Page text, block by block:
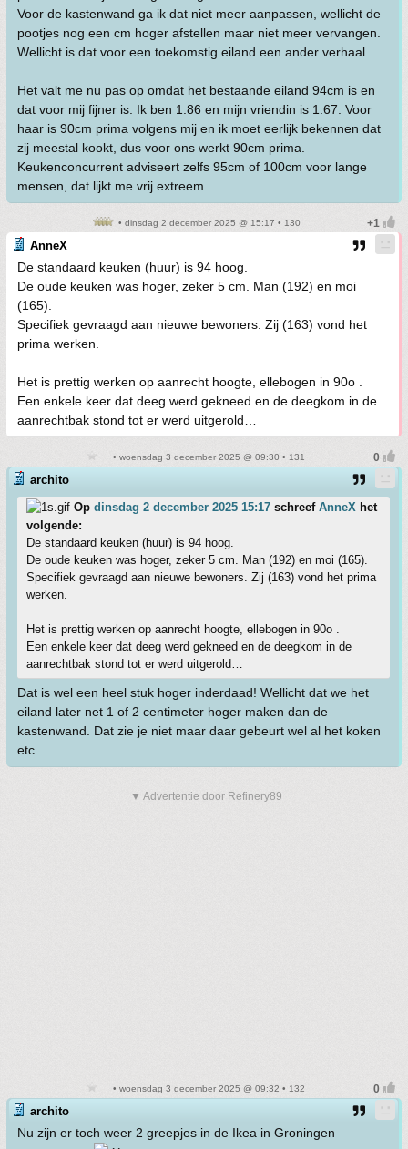
Voor de kastenwand ga ik dat niet meer aanpassen, wellicht de
pootjes nog een cm hoger afstellen maar niet meer vervangen.
Wellicht is dat voor een toekomstig eiland een ander verhaal.
Het valt me nu pas op omdat het bestaande eiland 94cm is en
dat voor mij fijner is. Ik ben 1.86 en mijn vriendin is 1.67. Voor
haar is 90cm prima volgens mij en ik moet eerlijk bekennen dat
zij meestal kookt, dus voor ons werkt 90cm prima.
Keukenconcurrent adviseert zelfs 95cm of 100cm voor lange
mensen, dat lijkt me vrij extreem.
• dinsdag 2 december 2025 @ 15:17 • 130
AnneX
De standaard keuken (huur) is 94 hoog.
De oude keuken was hoger, zeker 5 cm. Man (192) en moi
(165).
Specifiek gevraagd aan nieuwe bewoners. Zij (163) vond het
prima werken.
Het is prettig werken op aanrecht hoogte, ellebogen in 90o .
Een enkele keer dat deeg werd gekneed en de deegkom in de
aanrechtbak stond tot er werd uitgerold…
• woensdag 3 december 2025 @ 09:30 • 131
archito
Op dinsdag 2 december 2025 15:17 schreef AnneX het
volgende:
De standaard keuken (huur) is 94 hoog.
De oude keuken was hoger, zeker 5 cm. Man (192) en moi (165).
Specifiek gevraagd aan nieuwe bewoners. Zij (163) vond het prima
werken.
Het is prettig werken op aanrecht hoogte, ellebogen in 90o .
Een enkele keer dat deeg werd gekneed en de deegkom in de
aanrechtbak stond tot er werd uitgerold…
Dat is wel een heel stuk hoger inderdaad! Wellicht dat we het
eiland later net 1 of 2 centimeter hoger maken dan de
kastenwand. Dat zie je niet maar daar gebeurt wel al het koken
etc.
▼ Advertentie door Refinery89
• woensdag 3 december 2025 @ 09:32 • 132
archito
Nu zijn er toch weer 2 greepjes in de Ikea in Groningen